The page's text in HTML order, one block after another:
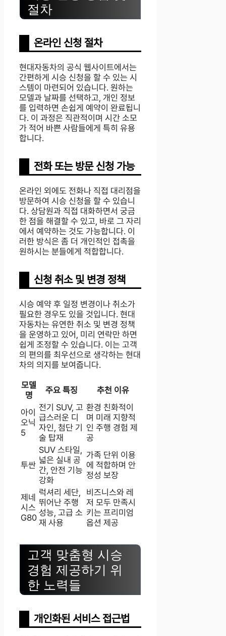
절차
온라인 신청 절차
현대자동차의 공식 웹사이트에서는
간편하게 시승 신청을 할 수 있는 시
스템이 마련되어 있습니다. 원하는
모델과 날짜를 선택하고, 개인 정보
를 입력하면 손쉽게 예약이 완료됩니
다. 이 과정은 직관적이며 시간 소모
가 적어 바쁜 사람들에게 특히 유용
합니다.
전화 또는 방문 신청 가능
온라인 외에도 전화나 직접 대리점을
방문하여 시승 신청을 할 수 있습니
다. 상담원과 직접 대화하면서 궁금
한 점을 해결할 수 있고, 바로 그 자리
에서 예약하는 것도 가능합니다. 이
러한 방식은 좀 더 개인적인 접촉을
원하시는 분들에게 적합합니다.
신청 취소 및 변경 정책
시승 예약 후 일정 변경이나 취소가
필요한 경우도 있을 것입니다. 현대
자동차는 유연한 취소 및 변경 정책
을 운영하고 있어, 미리 연락만 하면
쉽게 조정할 수 있습니다. 이는 고객
의 편의를 최우선으로 생각하는 현대
차의 의지를 보여줍니다.
모델
명
주요 특징 추천 이유
아이
오닉
5
전기 SUV, 고
급스러운 디
자인, 첨단 기
술 탑재
환경 친화적이
며 미래 지향적
인 주행 경험 제
공
투싼
SUV 스타일,
넓은 실내 공
간, 안전 기능
강화
가족 단위 이용
에 적합하며 안
정성 보장
제네
시스
G80
럭셔리 세단,
뛰어난 주행
성능, 고급 소
재 사용
비즈니스와 레
저 모두 만족시
키는 프리미엄
옵션 제공
고객 맞춤형 시승
경험 제공하기 위
한 노력들
개인화된 서비스 접근법